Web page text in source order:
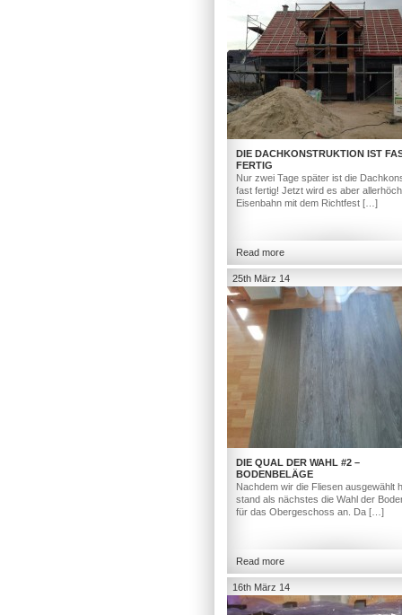
DIE DACHKONSTRUKTION IST
FERTIG
Nur zwei Tage später ist die
fast fertig! Jetzt wird es aber
Eisenbahn mit dem Richtfest […]
Read more
25th März 14
DIE QUAL DER WAHL #2 –
BODENBELÄGE
Nachdem wir die Fliesen ausgewählt
stand als nächstes die Wahl der
für das Obergeschoss an. Da […]
Read more
16th März 14